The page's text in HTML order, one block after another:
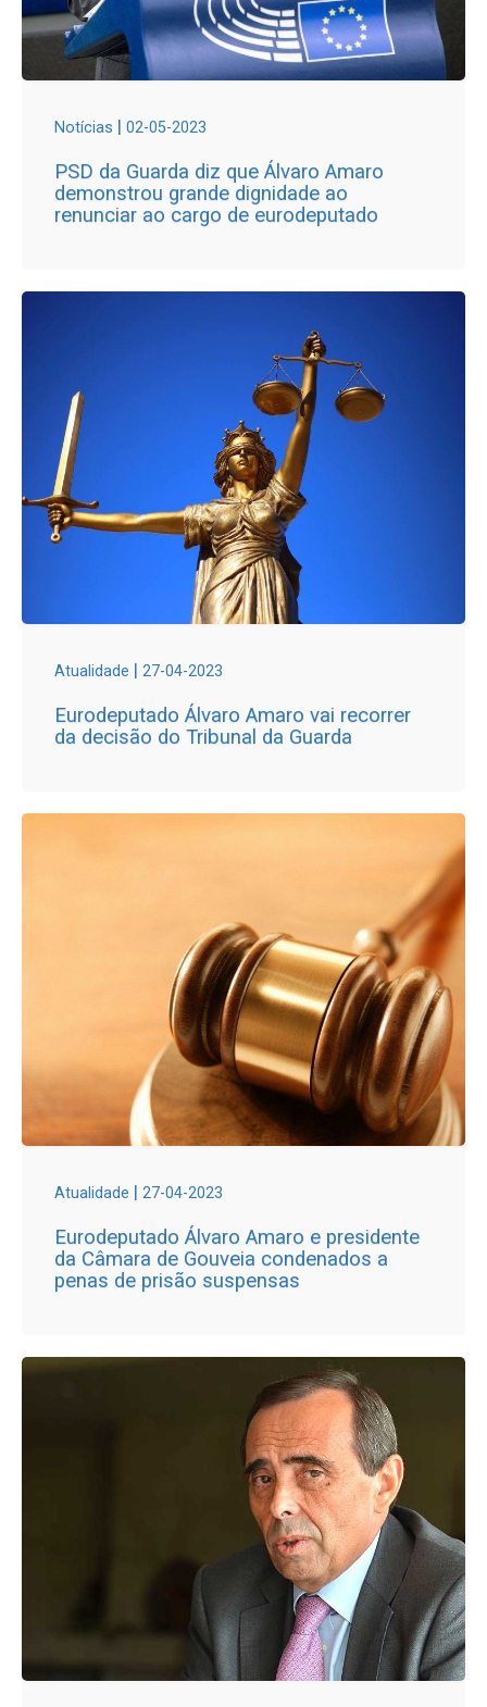
Notícias | 02-05-2023
PSD da Guarda diz que Álvaro Amaro
demonstrou grande dignidade ao
renunciar ao cargo de eurodeputado
Atualidade | 27-04-2023
Eurodeputado Álvaro Amaro vai recorrer
da decisão do Tribunal da Guarda
Atualidade | 27-04-2023
Eurodeputado Álvaro Amaro e presidente
da Câmara de Gouveia condenados a
penas de prisão suspensas